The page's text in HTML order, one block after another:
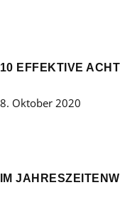
10 EFFEKTIVE
8. Oktober 2020
IM